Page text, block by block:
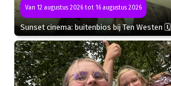
Van 12 augustus 2026 tot 16 augustus 2026
Sunset cinema: buitenbios bij Ten Westen 🗓